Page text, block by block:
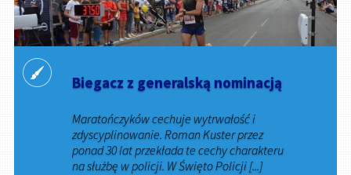
Biegacz z generalską nominacją
Maratończyków cechuje wytrwałość i
zdyscyplinowanie. Roman Kuster przez
ponad 30 lat przekłada te cechy charakteru
na służbę w policji. W Święto Policji [...]